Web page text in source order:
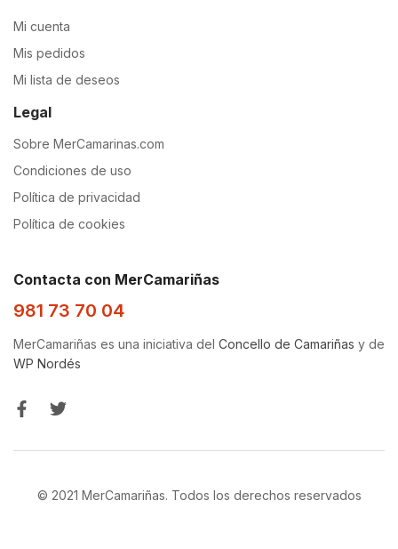
Mi cuenta
Mis pedidos
Mi lista de deseos
Legal
Sobre MerCamarinas.com
Condiciones de uso
Política de privacidad
Política de cookies
Contacta con MerCamariñas
981 73 70 04
MerCamariñas es una iniciativa del Concello de Camariñas y de
WP Nordés
© 2021 MerCamariñas. Todos los derechos reservados